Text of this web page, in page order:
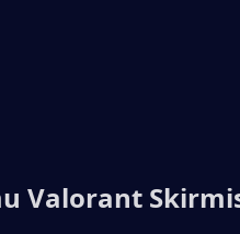
Valorant